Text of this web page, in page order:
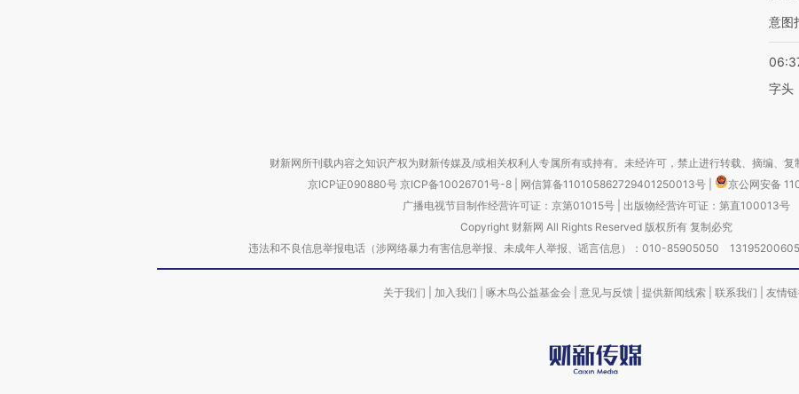
意图
字头
财新网所刊载内容之知识产权为财新传媒及/或相关权利人专属所有或持有。未经许可，禁止进行转载、摘编、复
京ICP证090880号 京ICP备10026701号-8 网信算备110105862729401250013号
京公网安备
广播电视节目制作经营许可证：京第01015号| 出版物经营许可证：第直100013号
Copyright 财新网 All Rights Reserved 版权所有 复制必究
违法和不良信息举报电话（涉网络暴力有害信息举报、未成年人举报、谣言信息）：010-85905050
关于我们 加入我们 啄木鸟公益基金会 意见与反馈 提供新闻线索 联系我们 友情